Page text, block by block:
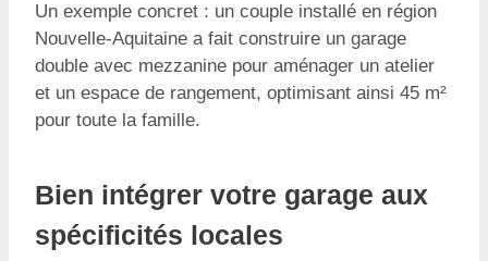
Un exemple concret : un couple installé en région
Nouvelle-Aquitaine a fait construire un garage
double avec mezzanine pour aménager un atelier
et un espace de rangement, optimisant ainsi 45 m²
pour toute la famille.
Bien intégrer votre garage aux
spécificités locales